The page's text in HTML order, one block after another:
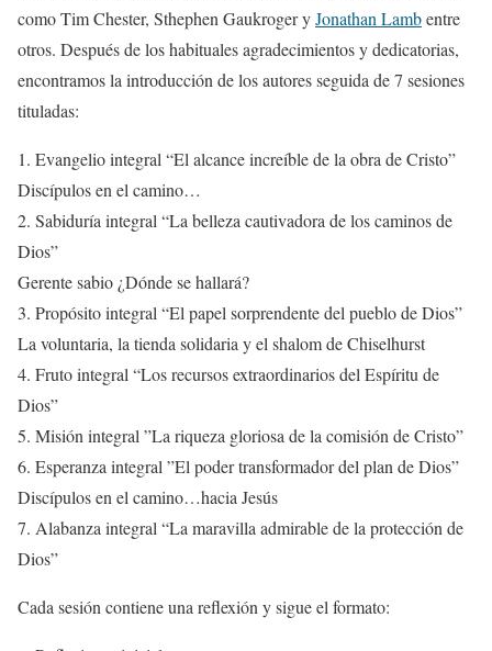
como Tim Chester, Sthephen Gaukroger yJonathan Lambentre
otros. Después de los habituales agradecimientos y dedicatorias,
encontramos la introducción de los autores seguida de 7 sesiones
tituladas:
1. Evangelio integral “El alcance increíble de la obra de Cristo”
Discípulos en el camino…
2. Sabiduría integral “La belleza cautivadora de los caminos de
Dios”
Gerente sabio ¿Dónde se hallará?
3. Propósito integral “El papel sorprendente del pueblo de Dios”
La voluntaria, la tienda solidaria y el shalom de Chiselhurst
4. Fruto integral “Los recursos extraordinarios del Espíritu de
Dios”
5. Misión integral ”La riqueza gloriosa de la comisión de Cristo”
6. Esperanza integral ”El poder transformador del plan de Dios”
Discípulos en el camino…hacia Jesús
7. Alabanza integral “La maravilla admirable de la protección de
Dios”
Cada sesión contiene una reflexión y sigue el formato: